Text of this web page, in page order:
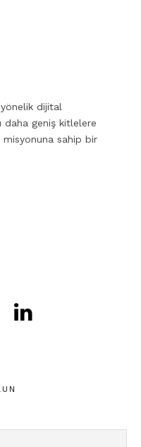
dijital
geniş kitlelere
sahip bir